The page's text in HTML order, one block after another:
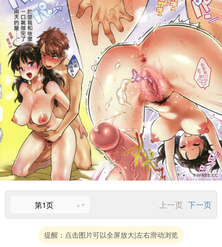
第1页 上一页 下一页
提醒：点击图片可以全屏放大|左右滑动浏览